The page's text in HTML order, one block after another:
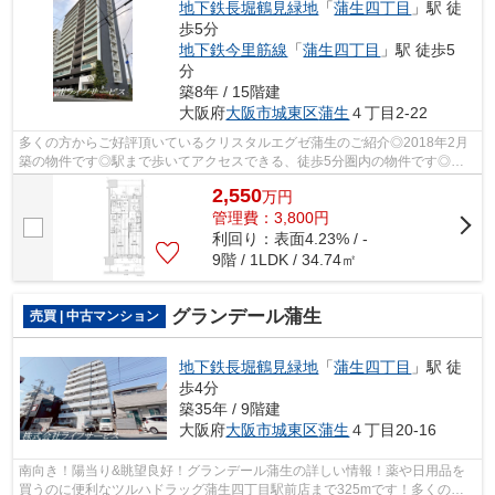
地下鉄長堀鶴見緑地 「蒲生四丁目 」駅 徒
歩5分
地下鉄今里筋線 「蒲生四丁目 」駅 徒歩5
分
築8年 / 15階建
大阪府大阪市城東区蒲生 ４丁目2-22
多くの方からご好評頂いているクリスタルエグゼ蒲生のご紹介◎2018年2月
築の物件です◎駅まで歩いてアクセスできる、徒歩5分圏内の物件です◎こ
ちらの物件にはエレベーターが付いています...
2,550万円
管理費：3,800円
利回り：表面4.23% / -
9階 / 1LDK / 34.74㎡
売買 | 中古マンション グランデール蒲生
地下鉄長堀鶴見緑地 「蒲生四丁目 」駅 徒
歩4分
築35年 / 9階建
大阪府大阪市城東区蒲生 ４丁目20-16
南向き！陽当り&眺望良好！グランデール蒲生の詳しい情報！薬や日用品を
買うのに便利なツルハドラッグ蒲生四丁目駅前店まで325mです！多くの方